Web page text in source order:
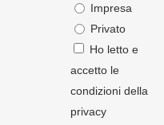
Impresa
Privato
Ho letto e
accetto le
condizioni della
privacy